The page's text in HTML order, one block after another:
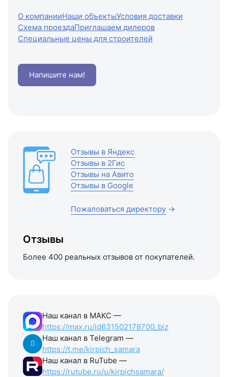
О компанииНаши объектыУсловия доставки
Схема проездаПриглашаем дилеров
Специальные цены для строителей
Напишите нам!
Отзывы в Яндекс
Отзывы в 2Гис
Отзывы на Авито
Отзывы в Google
Пожаловаться директору →
Отзывы
Более 400 реальных отзывов от покупателей.
Наш канал в МАКС —
https://max.ru/id631502178700_biz
Наш канал в Telegram —
https://t.me/kirpich_samara
Наш канал в RuTube —
https://rutube.ru/u/kirpichsamara/